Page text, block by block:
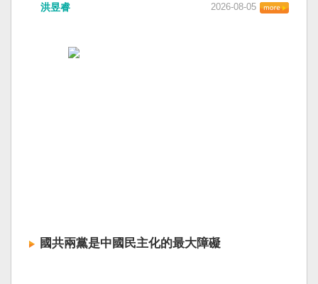
洪昱睿 2026-08-05
國共兩黨是中國民主化的最大障礙